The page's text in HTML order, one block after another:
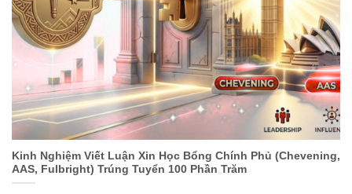
Kinh Nghiệm Viết Luận Xin Học Bổng Chính Phủ (Chevening,
AAS, Fulbright) Trúng Tuyển 100 Phần Trăm